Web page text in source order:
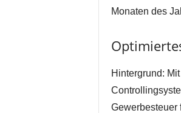
Monaten des
Hintergrund:
Gewerbesteuer